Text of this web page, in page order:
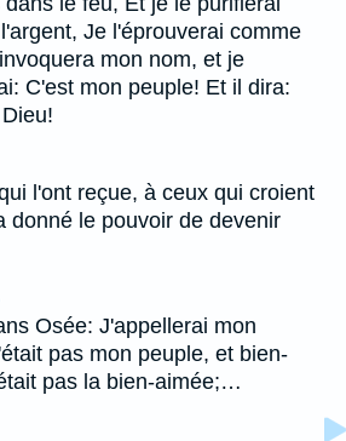
Je l'éprouverai comme
mon nom, et je
C'est mon peuple! Et il dira:
l'ont reçue, à ceux qui croient
donné le pouvoir de devenir
Osée: J'appellerai mon
pas mon peuple, et bien-
pas la bien-aimée;…